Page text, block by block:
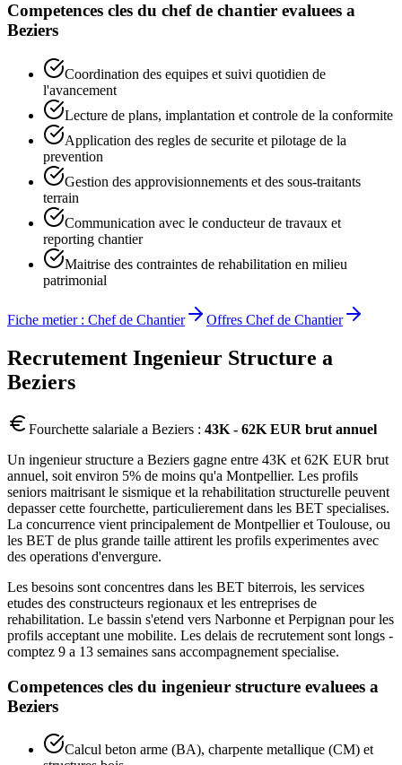
Competences cles du chef de chantier evaluees a
Beziers
Coordination des equipes et suivi quotidien de
l'avancement
Lecture de plans, implantation et controle de la conformite
Application des regles de securite et pilotage de la
prevention
Gestion des approvisionnements et des sous-traitants
terrain
Communication avec le conducteur de travaux et
reporting chantier
Maitrise des contraintes de rehabilitation en milieu
patrimonial
Fiche metier : Chef de Chantier Offres Chef de Chantier
Recrutement Ingenieur Structure a
Beziers
Fourchette salariale a Beziers : 43K - 62K EUR brut annuel
Un ingenieur structure a Beziers gagne entre 43K et 62K EUR brut
annuel, soit environ 5% de moins qu'a Montpellier. Les profils
seniors maitrisant le sismique et la rehabilitation structurelle peuvent
depasser cette fourchette, particulierement dans les BET specialises.
La concurrence vient principalement de Montpellier et Toulouse, ou
les BET de plus grande taille attirent les profils experimentes avec
des operations d'envergure.
Les besoins sont concentres dans les BET biterrois, les services
etudes des constructeurs regionaux et les entreprises de
rehabilitation. Le bassin s'etend vers Narbonne et Perpignan pour les
profils acceptant une mobilite. Les delais de recrutement sont longs -
comptez 9 a 13 semaines sans accompagnement specialise.
Competences cles du ingenieur structure evaluees a
Beziers
Calcul beton arme (BA), charpente metallique (CM) et